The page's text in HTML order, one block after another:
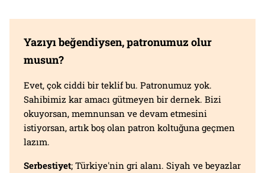
Yazıyı beğendiysen, patronumuz olur
musun?
Evet, çok ciddi bir teklif bu. Patronumuz yok.
Sahibimiz kar amacı gütmeyen bir dernek. Bizi
okuyorsan, memnunsan ve devam etmesini
istiyorsan, artık boş olan patron koltuğuna geçmen
lazım.
Serbestiyet; Türkiye'nin gri alanı. Siyah ve beyazlar